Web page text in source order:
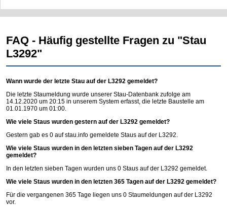
FAQ - Häufig gestellte Fragen zu "Stau
L3292"
Wann wurde der letzte Stau auf der L3292 gemeldet?
Die letzte Staumeldung wurde unserer Stau-Datenbank zufolge am
14.12.2020 um 20:15 in unserem System erfasst, die letzte Baustelle am
01.01.1970 um 01:00.
Wie viele Staus wurden gestern auf der L3292 gemeldet?
Gestern gab es 0 aufstau.info gemeldete Staus auf der L3292.
Wie viele Staus wurden in den letzten sieben Tagen auf der L3292
gemeldet?
In den letzten sieben Tagen wurden uns 0 Staus auf der L3292 gemeldet.
Wie viele Staus wurden in den letzten 365 Tagen auf der L3292 gemeldet?
Für die vergangenen 365 Tage liegen uns 0 Staumeldungen auf der L3292
vor.